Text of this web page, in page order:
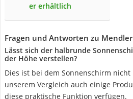
er erhältlich
Fragen und Antworten zu
Lässt sich der halbrunde
der Höhe verstellen?
Dies ist bei dem Sonnenschirm nicht
unserem Vergleich auch einige
diese praktische Funktion verfügen.